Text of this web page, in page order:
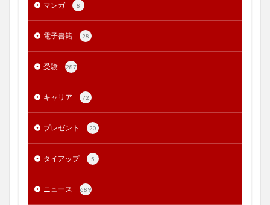
マンガ 8
電子書籍 28
受験 287
キャリア 72
プレゼント 20
タイアップ 5
ニュース 689